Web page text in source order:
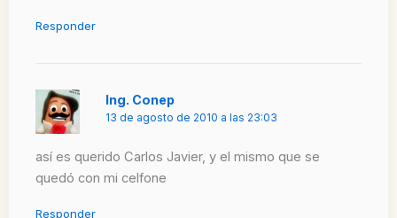
Responder
Ing. Conep
13 de agosto de 2010 a las 23:03
así es querido Carlos Javier, y el mismo que se
quedó con mi celfone
Responder